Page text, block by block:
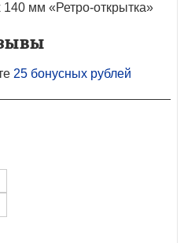
мм «Ретро-открытка»
25 бонусных рублей